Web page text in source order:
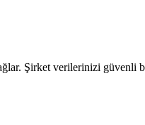
Şirket verilerinizi güvenli